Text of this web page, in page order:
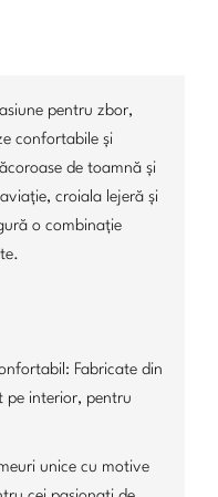
pentru zbor,
confortabile și
de toamnă și
croiala lejeră și
o combinație
Fabricate din
pe interior, pentru
unice cu motive